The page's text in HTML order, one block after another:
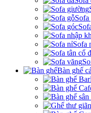
Sofa
Sofa
Bàn ghế